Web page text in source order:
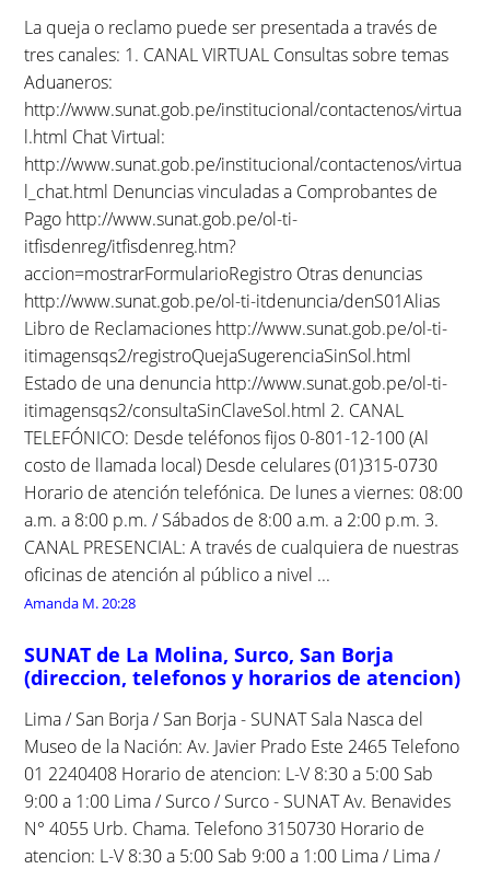
La queja o reclamo puede ser presentada a través de
tres canales: 1. CANAL VIRTUAL Consultas sobre temas
Aduaneros:
http://www.sunat.gob.pe/institucional/contactenos/virtua
l.html Chat Virtual:
http://www.sunat.gob.pe/institucional/contactenos/virtua
l_chat.html Denuncias vinculadas a Comprobantes de
Pago http://www.sunat.gob.pe/ol-ti-
itfisdenreg/itfisdenreg.htm?
accion=mostrarFormularioRegistro Otras denuncias
http://www.sunat.gob.pe/ol-ti-itdenuncia/denS01Alias
Libro de Reclamaciones http://www.sunat.gob.pe/ol-ti-
itimagensqs2/registroQuejaSugerenciaSinSol.html
Estado de una denuncia http://www.sunat.gob.pe/ol-ti-
itimagensqs2/consultaSinClaveSol.html 2. CANAL
TELEFÓNICO: Desde teléfonos fijos 0-801-12-100 (Al
costo de llamada local) Desde celulares (01)315-0730
Horario de atención telefónica. De lunes a viernes: 08:00
a.m. a 8:00 p.m. / Sábados de 8:00 a.m. a 2:00 p.m. 3.
CANAL PRESENCIAL: A través de cualquiera de nuestras
oficinas de atención al público a nivel ...
Amanda M. 20:28
SUNAT de La Molina, Surco, San Borja
(direccion, telefonos y horarios de atencion)
Lima / San Borja / San Borja - SUNAT Sala Nasca del
Museo de la Nación: Av. Javier Prado Este 2465 Telefono
01 2240408 Horario de atencion: L-V 8:30 a 5:00 Sab
9:00 a 1:00 Lima / Surco / Surco - SUNAT Av. Benavides
N° 4055 Urb. Chama. Telefono 3150730 Horario de
atencion: L-V 8:30 a 5:00 Sab 9:00 a 1:00 Lima / Lima /